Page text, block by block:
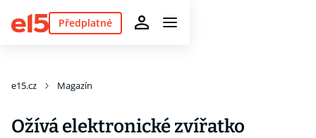
Předplatné
e15.cz Magazín
Ožívá elektronické zvířatko